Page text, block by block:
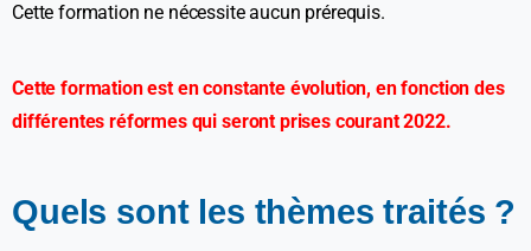
Cette formation ne nécessite aucun prérequis.
Cette formation est en constante évolution, en fonction des
différentes réformes qui seront prises courant 2022.
Quels sont les thèmes traités ?